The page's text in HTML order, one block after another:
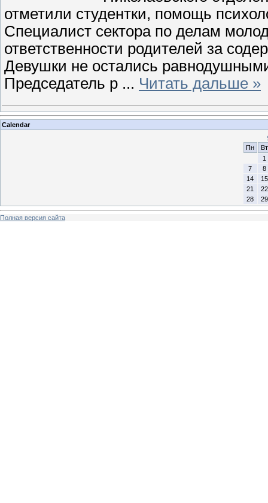
отметили студентки, помощь
Специалист сектора по делам
ответственности родителей за
Девушки не остались
Председатель р ... Читать дальше »
Calendar
Пн
Вт
1
7
8
14
15
21
22
28
29
Полная версия сайта